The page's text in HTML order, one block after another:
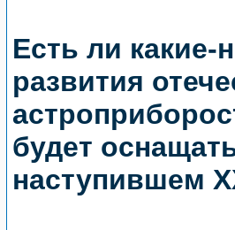
Есть ли
развития
будет
наступившем